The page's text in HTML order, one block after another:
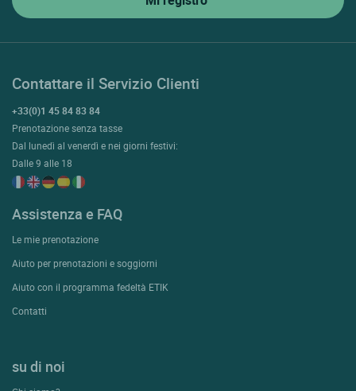
Contattare il Servizio Clienti
+33(0)1 45 84 83 84
Prenotazione senza tasse
Dal lunedì al venerdì e nei giorni festivi:
Dalle 9 alle 18
Assistenza e FAQ
Le mie prenotazione
Aiuto per prenotazioni e soggiorni
Aiuto con il programma fedeltà ETIK
Contatti
su di noi